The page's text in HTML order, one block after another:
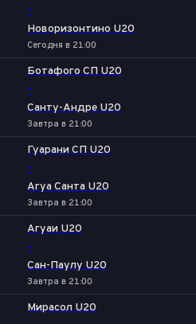
-
Новоризонтино U20
Сегодня в 21:00
Ботафого СП U20
-
Санту-Андре U20
Завтра в 21:00
Гуарани СП U20
-
Агуа Санта U20
Завтра в 21:00
Агуаи U20
-
Сан-Паулу U20
Завтра в 21:00
Мирасол U20